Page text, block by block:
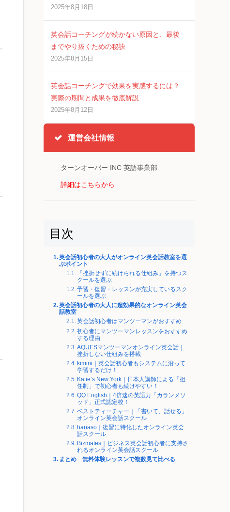
2025年8月18日
英会話コーチングが続かない原因と、最後
までやり抜くための秘訣
2025年8月15日
英会話コーチングで効果を実感するには？
実際の期間と成果を徹底解説
2025年8月12日
運営会社情報
ターンオーバー INC 英語事業部
詳細はこちらから
目次
英会話初心者の大人がオンライン英会話教室を選
ぶポイント
「挫折せずに続けられる仕組み」を持つス
クールを選ぶ
予習・復習・レッスンが充実しているスク
ールを選ぶ
英会話初心者の大人に超効果的なオンライン英会
話教室
英会話初心者はマンツーマンがおすすめ
初心者にマンツーマンレッスンをおすすめ
する理由
AQUESマンツーマンオンライン英会話｜
挫折しない仕組みを搭載
kimini｜英会話初心者もシステムに沿って
学習するだけ！
Katie’s New York｜日本人講師による「担
任制」で初心者も続けやすい！
QQ English｜4倍速の英語力「カランメソ
ッド」正式認定校！
ベストティーチャー｜「書いて、話せる」
オンライン英会話スクール
hanaso｜復習に特化したオンライン英会
話スクール
Bizmates｜ビジネス英会話初心者に支持さ
れるオンライン英会話スクール
まとめ 無料体験レッスンで複数見て比べる